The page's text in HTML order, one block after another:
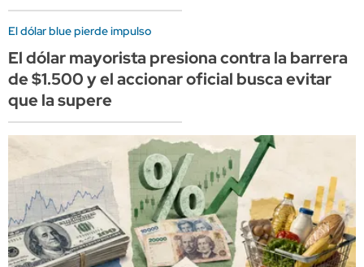
El dólar blue pierde impulso
El dólar mayorista presiona contra la barrera
de $1.500 y el accionar oficial busca evitar
que la supere